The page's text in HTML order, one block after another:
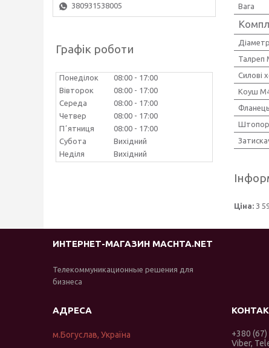
Вага
Талреп
Силові
Коуш
Ціна: 3
380931538005
Графік роботи
Понеділок 08:00
17:00
Вівторок
08:00
17:00
Середа
08:00
17:00
Четвер
08:00
17:00
Пʼятниця
08:00
17:00
Субота
Вихідний
Неділя
Вихідний
ИНТЕРНЕТ-МАГАЗИН MACHTA.NET
Телекоммуникационные решения для
бизнеса
м.Богуслав, Україна
+380
Viber,